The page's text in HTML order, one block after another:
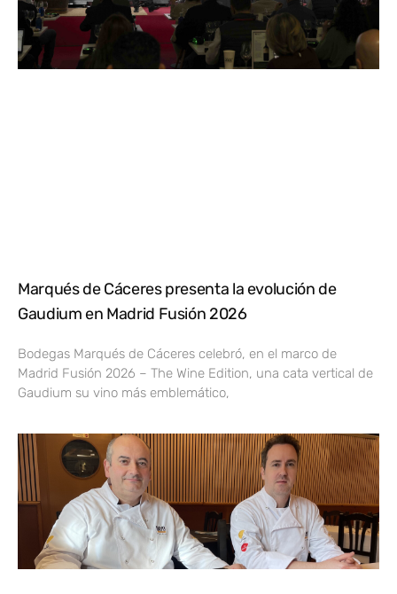
Marqués de Cáceres presenta la evolución de
Gaudium en Madrid Fusión 2026
Bodegas Marqués de Cáceres celebró, en el marco de
Madrid Fusión 2026 – The Wine Edition, una cata vertical de
Gaudium su vino más emblemático,